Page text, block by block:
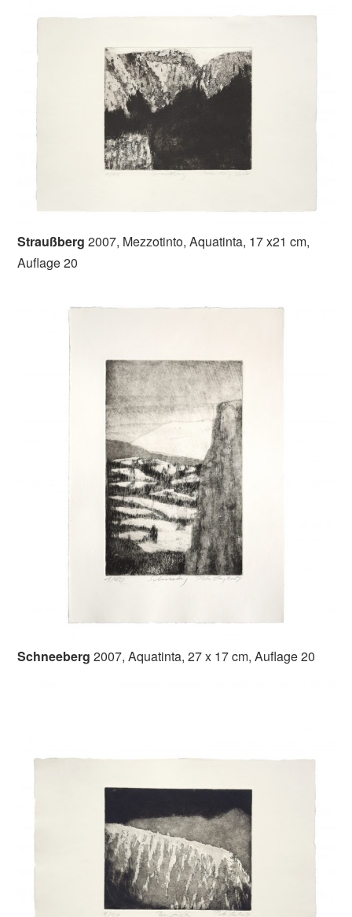
Straußberg 2007, Mezzotinto, Aquatinta, 17 x21 cm,
Auflage 20
Schneeberg 2007, Aquatinta, 27 x 17 cm, Auflage 20